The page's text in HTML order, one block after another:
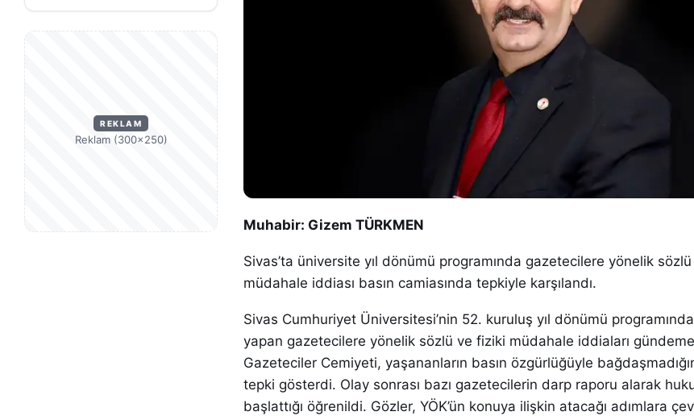
REKLAM
Reklam (300×250)
Muhabir: Gizem TÜRKMEN
Sivas’ta üniversite yıl dönümü programında gazetecilere yönelik
müdahale iddiası basın camiasında tepkiyle karşılandı.
Sivas Cumhuriyet Üniversitesi’nin 52. kuruluş yıl dönümü
yapan gazetecilere yönelik sözlü ve fiziki müdahale iddiaları
Gazeteciler Cemiyeti, yaşananların basın özgürlüğüyle
tepki gösterdi. Olay sonrası bazı gazetecilerin darp raporu alarak
başlattığı öğrenildi. Gözler, YÖK’ün konuya ilişkin atacağı adımlara